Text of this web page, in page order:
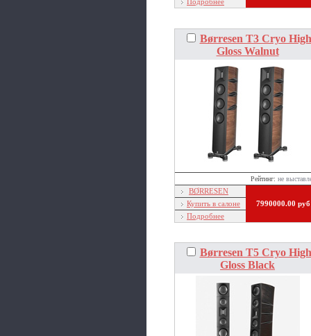
Подробнее
Børresen T3 Cryo High
Gloss Walnut
Рейтинг: не
BØRRESEN
7990000.00 руб
Купить в салоне
Подробнее
Børresen T5 Cryo High
Gloss Black